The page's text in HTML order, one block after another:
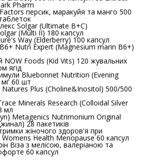
Pharm
персик, маракуйя та манго 500
Вітамін B+C комплекс Solgar (Ultimate B+C)
(Multi II) 180 капсул
Way (Elderberry) 100 капсул
(Magnesium marin B6+)
NOW Foods (Kid Vits) 120 жувальних
ягід
Bluebonnet Nutrition (Evening
60 шт
500/500
Research (Colloidal Silver
мл
Metagenics Nutrimonium Original
28 пакетиків
жіночого здоров'я при
Womens Health Menopause 60 капсул
Віза з мелісою, валеріаною та
60 капсул